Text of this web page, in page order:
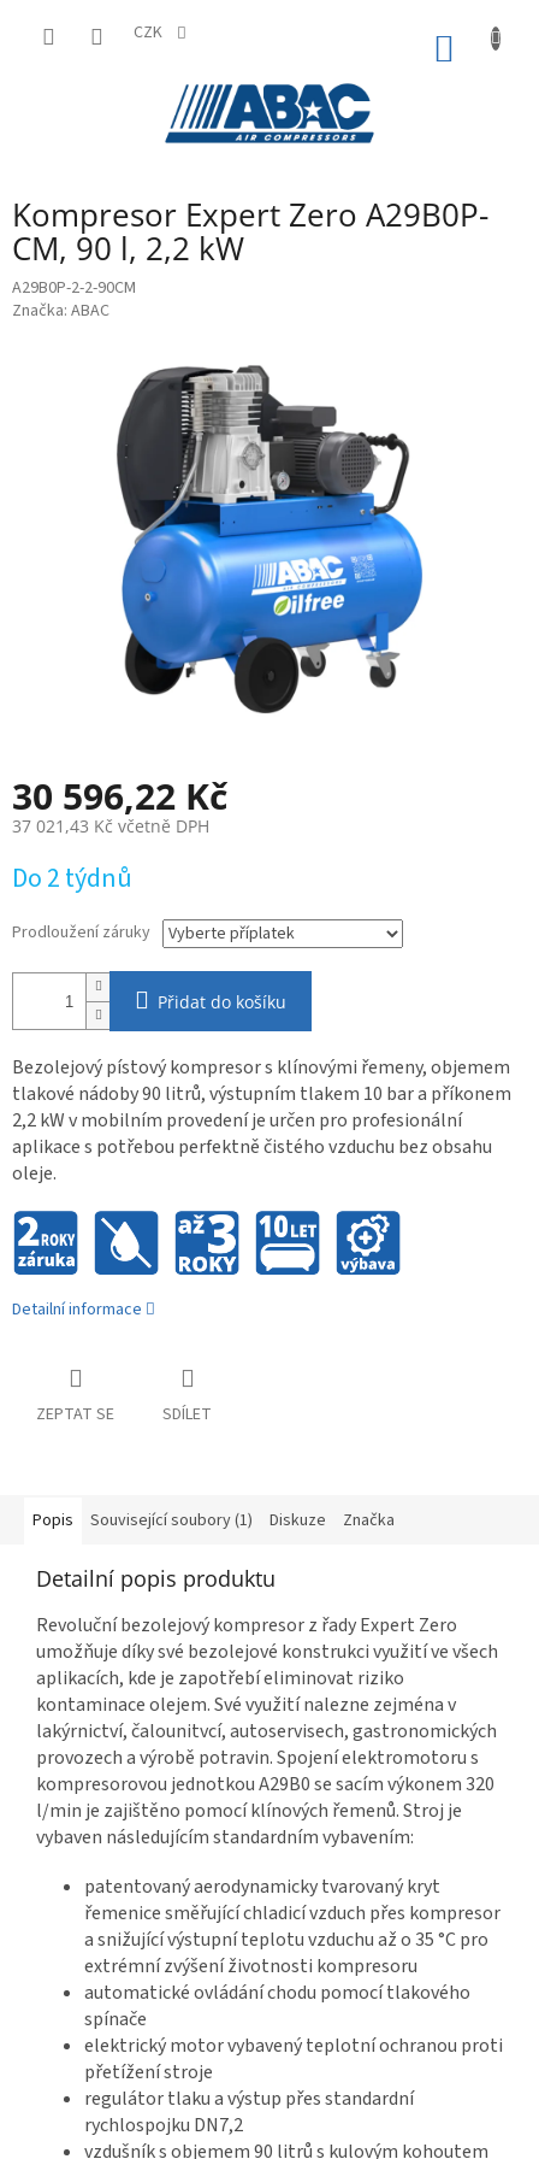
CZK
Kompresor Expert Zero A29B0P-
CM, 90 l, 2,2 kW
A29B0P-2-2-90CM
Značka: ABAC
30 596,22 Kč
37 021,43 Kč včetně DPH
cena:
Do 2 týdnů
Prodloužení záruky
Přidat do košíku
Bezolejový pístový kompresor s klínovými řemeny, objemem
tlakové nádoby 90 litrů, výstupním tlakem 10 bar a příkonem
2,2 kW v mobilním provedení je určen pro profesionální
aplikace s potřebou perfektně čistého vzduchu bez obsahu
oleje.
Detailní informace
ZEPTAT SE SDÍLET
Popis Související soubory (1) Diskuze Značka
Detailní popis produktu
Revoluční bezolejový kompresor z řady Expert Zero
umožňuje díky své bezolejové konstrukci využití ve všech
aplikacích, kde je zapotřebí eliminovat riziko
kontaminace olejem. Své využití nalezne zejména v
lakýrnictví, čalounitvcí, autoservisech, gastronomických
provozech a výrobě potravin. Spojení elektromotoru s
kompresorovou jednotkou A29B0 se sacím výkonem 320
l/min je zajištěno pomocí klínových řemenů. Stroj je
vybaven následujícím standardním vybavením:
patentovaný aerodynamicky tvarovaný kryt
řemenice směřující chladicí vzduch přes kompresor
a snižující výstupní teplotu vzduchu až o 35 °C pro
extrémní zvýšení životnosti kompresoru
automatické ovládání chodu pomocí tlakového
spínače
elektrický motor vybavený teplotní ochranou proti
přetížení stroje
regulátor tlaku a výstup přes standardní
rychlospojku DN7,2
vzdušník s objemem 90 litrů s kulovým kohoutem